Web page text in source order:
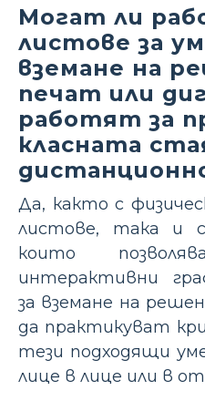
Могат ли
листове за
вземане на
печат или
работят за
класната
Да, както с
листове, така и
които
интерактивни
за вземане на
да практикуват
тези подходящи
лице в лице или в